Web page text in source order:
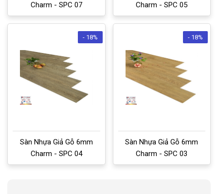
Charm - SPC 07
Charm - SPC 05
- 18%
Sàn Nhựa Giả Gỗ 6mm
Charm - SPC 04
- 18%
Sàn Nhựa Giả Gỗ 6mm
Charm - SPC 03